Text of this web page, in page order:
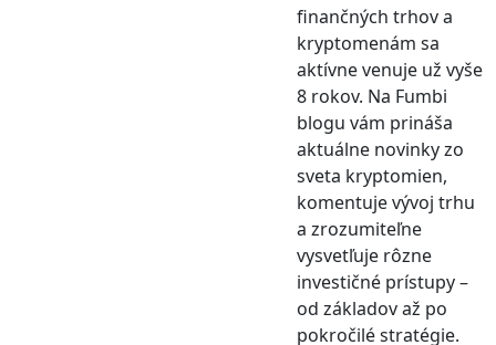
finančných trhov a
kryptomenám sa
aktívne venuje už vyše
8 rokov. Na Fumbi
blogu vám prináša
aktuálne novinky zo
sveta kryptomien,
komentuje vývoj trhu
a zrozumiteľne
vysvetľuje rôzne
investičné prístupy –
od základov až po
pokročilé stratégie.